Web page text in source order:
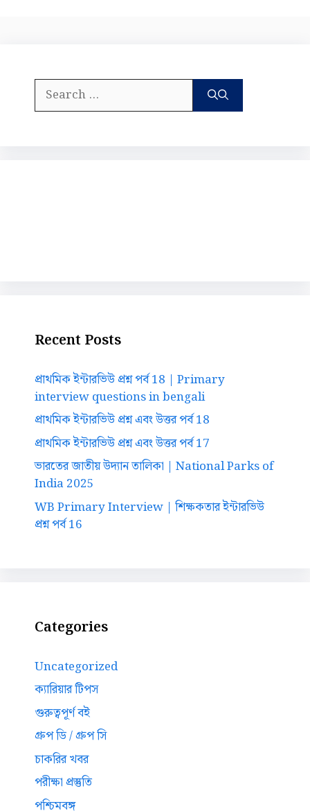
Search
for:
Recent Posts
প্রাথমিক ইন্টারভিউ প্রশ্ন পর্ব 18 | Primary
interview questions in bengali
প্রাথমিক ইন্টারভিউ প্রশ্ন এবং উত্তর পর্ব 18
প্রাথমিক ইন্টারভিউ প্রশ্ন এবং উত্তর পর্ব 17
ভারতের জাতীয় উদ্যান তালিকা | National Parks of
India 2025
WB Primary Interview | শিক্ষকতার ইন্টারভিউ
প্রশ্ন পর্ব 16
Categories
Uncategorized
ক্যারিয়ার টিপস
গুরুত্বপূর্ণ বই
গ্রুপ ডি / গ্রুপ সি
চাকরির খবর
পরীক্ষা প্রস্তুতি
পশ্চিমবঙ্গ